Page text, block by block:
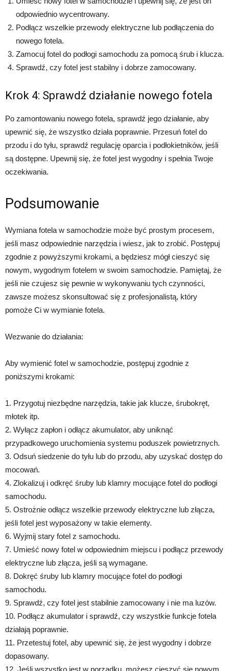
odpowiednio wycentrowany.
Podłącz wszelkie przewody elektryczne lub podłączenia do
nowego fotela.
Zamocuj fotel do podłogi samochodu za pomocą śrub i klucza.
Sprawdź, czy fotel jest stabilny i dobrze zamocowany.
Krok 4: Sprawdź działanie nowego fotela
Po zamontowaniu nowego fotela, sprawdź jego działanie, aby
upewnić się, że wszystko działa poprawnie. Przesuń fotel do
przodu i do tyłu, sprawdź regulację oparcia i podłokietników, jeśli
są dostępne. Upewnij się, że fotel jest wygodny i spełnia Twoje
oczekiwania.
Podsumowanie
Wymiana fotela w samochodzie może być prostym procesem,
jeśli masz odpowiednie narzędzia i wiesz, jak to zrobić. Postępuj
zgodnie z powyższymi krokami, a będziesz mógł cieszyć się
nowym, wygodnym fotelem w swoim samochodzie. Pamiętaj, że
jeśli nie czujesz się pewnie w wykonywaniu tych czynności,
zawsze możesz skonsultować się z profesjonalistą, który
pomoże Ci w wymianie fotela.
Wezwanie do działania:
Aby wymienić fotel w samochodzie, postępuj zgodnie z
poniższymi krokami:
1. Przygotuj niezbędne narzędzia, takie jak klucze, śrubokręt,
młotek itp.
2. Wyłącz zapłon i odłącz akumulator, aby uniknąć
przypadkowego uruchomienia systemu poduszek powietrznych.
3. Odsuń siedzenie do tyłu lub do przodu, aby uzyskać dostęp do
mocowań.
4. Zlokalizuj i odkręć śruby lub klamry mocujące fotel do podłogi
samochodu.
5. Ostrożnie odłącz wszelkie przewody elektryczne lub złącza,
jeśli fotel jest wyposażony w takie elementy.
6. Wyjmij stary fotel z samochodu.
7. Umieść nowy fotel w odpowiednim miejscu i podłącz przewody
elektryczne lub złącza, jeśli są wymagane.
8. Dokręć śruby lub klamry mocujące fotel do podłogi
samochodu.
9. Sprawdź, czy fotel jest stabilnie zamocowany i nie ma luzów.
10. Podłącz akumulator i sprawdź, czy wszystkie funkcje fotela
działają poprawnie.
11. Przetestuj fotel, aby upewnić się, że jest wygodny i dobrze
dopasowany.
12. Jeśli wszystko jest w porządku, możesz cieszyć się nowym